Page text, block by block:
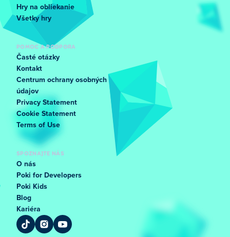
Hry na obliekanie
Všetky hry
POMOC A PODPORA
Časté otázky
Kontakt
Centrum ochrany osobných
údajov
Privacy Statement
Cookie Statement
Terms of Use
SPOZNAJTE NÁS
O nás
Poki for Developers
Poki Kids
Blog
Kariéra